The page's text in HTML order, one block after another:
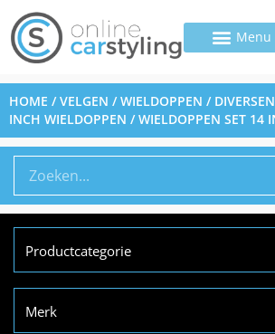
HOME /VELGEN / WIELDOPPEN / DIVERSEN
INCH WIELDOPPEN / WIELDOPPEN SET 14
Productcategorie
Merk